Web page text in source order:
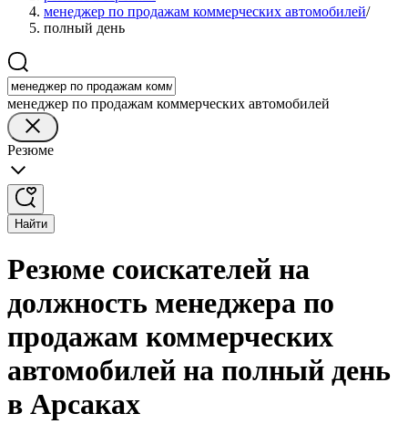
менеджер по продажам коммерческих автомобилей/
полный день
менеджер по продажам коммерческих автомобилей
Резюме
Найти
Резюме соискателей на
должность менеджера по
продажам коммерческих
автомобилей на полный день
в Арсаках